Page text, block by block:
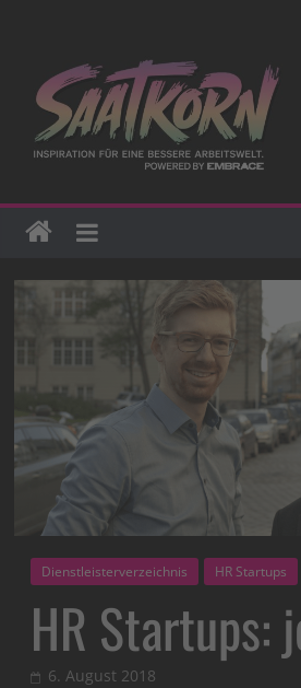
Dienstleisterverzeichnis HR Startups
HR Startups:
6. August 2018